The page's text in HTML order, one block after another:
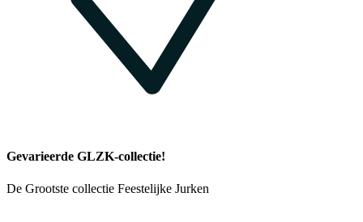
Gevarieerde GLZK-collectie!
De Grootste collectie Feestelijke Jurken